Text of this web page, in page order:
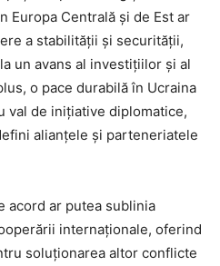
Europa Centrală și de Est ar
a stabilității și securității,
un avans al investițiilor și al
o pace durabilă în Ucraina
val de inițiative diplomatice,
alianțele și parteneriatele
acord ar putea sublinia
internaționale, oferind
soluționarea altor conflicte